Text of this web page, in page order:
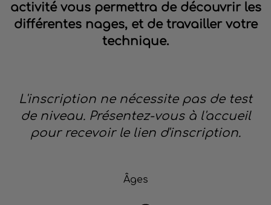
activité vous permettra de découvrir les
différentes nages, et de travailler votre
technique.
L'inscription ne nécessite pas de test
de niveau. Présentez-vous à l'accueil
pour recevoir le lien d'inscription.
Âges